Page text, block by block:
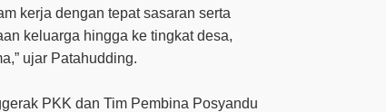
kerja dengan tepat sasaran serta
keluarga hingga ke tingkat desa,
ujar Patahudding.
PKK dan Tim Pembina Posyandu